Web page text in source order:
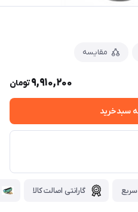
مقایسه
9,910,200تومان
سبدخرید
سریع گارانتی اصالت کالا